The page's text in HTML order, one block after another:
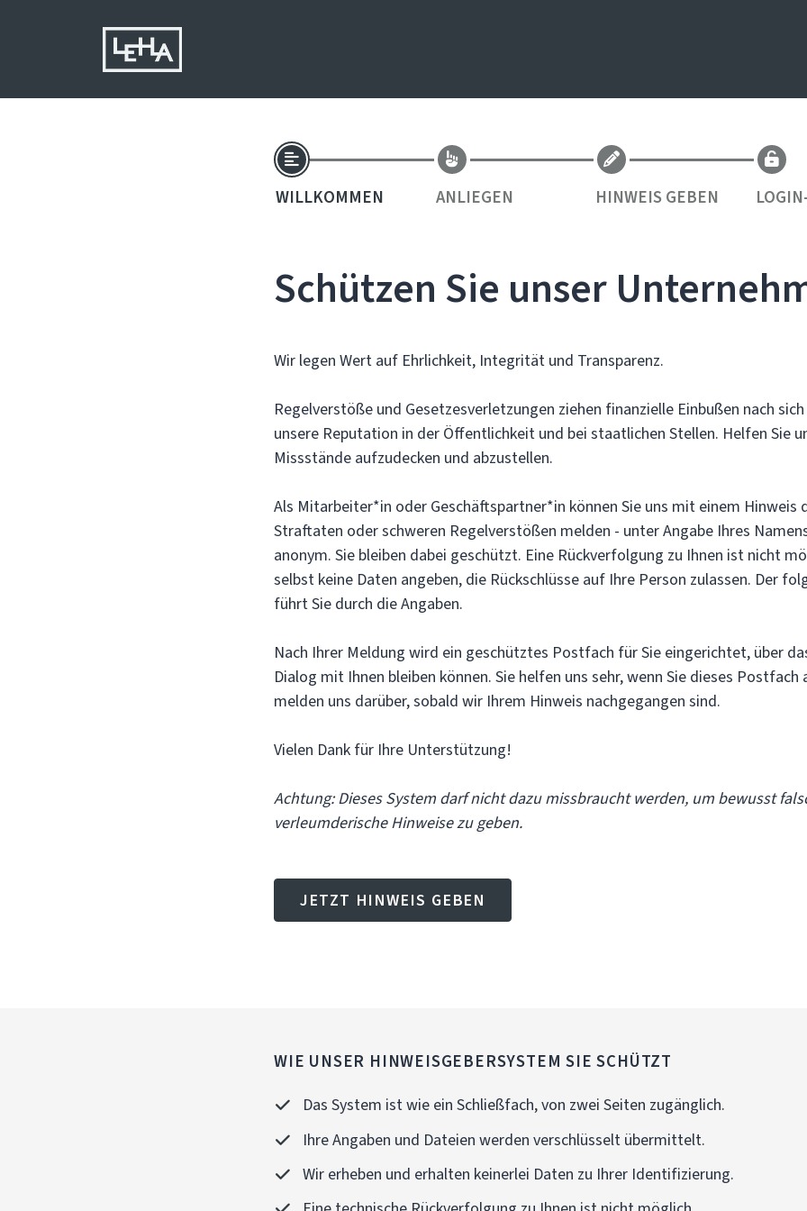
WILLKOMMEN ANLIEGEN HINWEIS GEBEN
Schützen Sie unser
Wir legen Wert auf Ehrlichkeit, Integrität und Transparenz.
Regelverstöße und Gesetzesverletzungen ziehen finanzielle Einbußen nach
unsere Reputation in der Öffentlichkeit und bei staatlichen Stellen. Helfen Sie
Missstände aufzudecken und abzustellen.
Als Mitarbeiter*in oder Geschäftspartner*in können Sie uns mit einem Hinweis
Straftaten oder schweren Regelverstößen melden - unter Angabe Ihres
anonym. Sie bleiben dabei geschützt. Eine Rückverfolgung zu Ihnen ist nicht
selbst keine Daten angeben, die Rückschlüsse auf Ihre Person zulassen. Der
führt Sie durch die Angaben.
Nach Ihrer Meldung wird ein geschütztes Postfach für Sie eingerichtet, über
Dialog mit Ihnen bleiben können. Sie helfen uns sehr, wenn Sie dieses Postfach
melden uns darüber, sobald wir Ihrem Hinweis nachgegangen sind.
Vielen Dank für Ihre Unterstützung!
Achtung: Dieses System darf nicht dazu missbraucht werden, um bewusst
verleumderische Hinweise zu geben.
JETZT HINWEIS GEBEN
WIE UNSER HINWEISGEBERSYSTEM SIE SCHÜTZT
Das System ist wie ein Schließfach, von zwei Seiten zugänglich.
Ihre Angaben und Dateien werden verschlüsselt übermittelt.
Wir erheben und erhalten keinerlei Daten zu Ihrer Identifizierung.